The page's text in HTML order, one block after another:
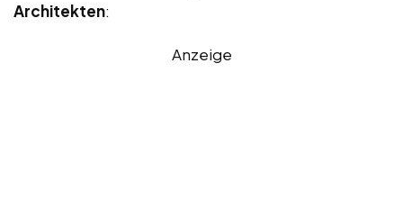
Architekten:
Anzeige